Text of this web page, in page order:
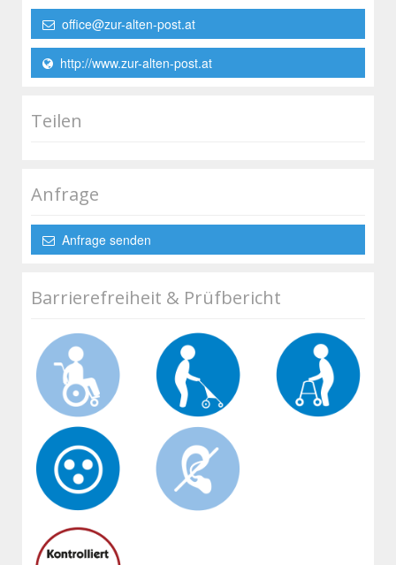
office@zur-alten-post.at
http://www.zur-alten-post.at
Teilen
Anfrage
Anfrage senden
Barrierefreiheit & Prüfbericht